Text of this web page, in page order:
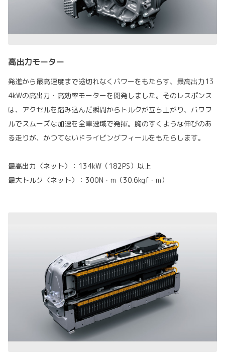
高出力モーター
発進から最高速度まで途切れなくパワーをもたらす、最高出力13
4kWの高出力・高効率モーターを開発しました。そのレスポンス
は、アクセルを踏み込んだ瞬間からトルクが立ち上がり、パワフ
ルでスムーズな加速を全車速域で発揮。胸のすくような伸びのあ
る走りが、かつてないドライビングフィールをもたらします。
最高出力〈ネット〉：134kW（182PS）以上
最大トルク〈ネット〉：300N・m（30.6kgf・m）